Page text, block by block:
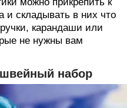
можно прикрепить к
и складывать в них что
карандаши или
не нужны вам
набор